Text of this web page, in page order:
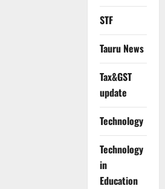
STF
Tauru News
Tax&GST
update
Technology
Technology
in
Education